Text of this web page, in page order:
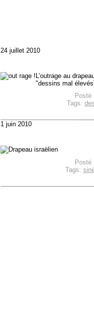
24 juillet 2010
L’outrage au
"dessins mal
Posté
Tags:
1 juin 2010
Posté
Tags: